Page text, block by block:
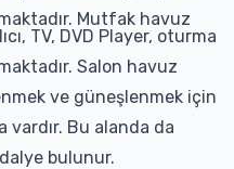
Mutfak havuz
TV, DVD Player, oturma
Salon havuz
ve güneşlenmek için
vardır. Bu alanda da
bulunur.